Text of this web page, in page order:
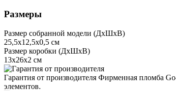
Размеры
Размер собранной модели (ДxШxВ)
25,5x12,5x0,5 см
Размер коробки (ДxШxВ)
13x26x2 см
Гарантия от производителя Фирменная пломба
элементов.